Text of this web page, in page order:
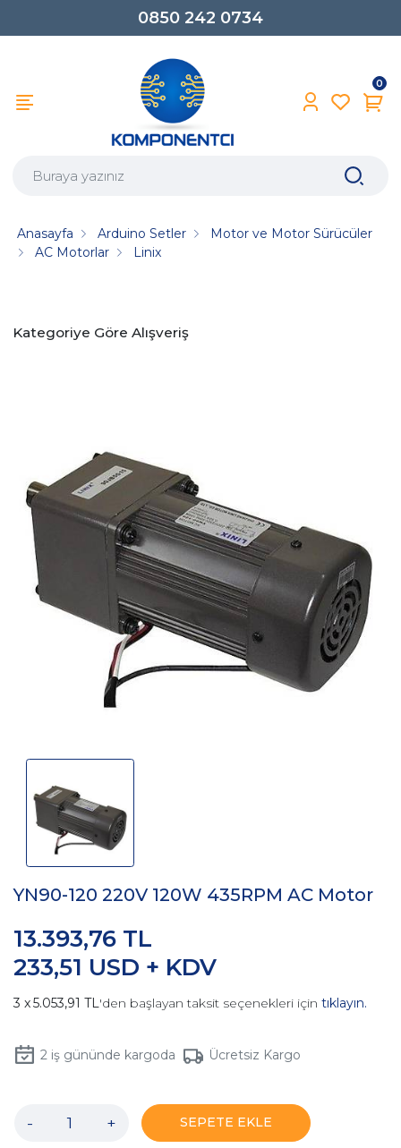
0850 242 0734
0
Anasayfa Arduino Setler
Motor ve Motor Sürücüler
AC Motorlar
Linix
Kategoriye Göre Alışveriş
YN90-120 220V 120W 435RPM AC Motor
233,51 USD + KDV
13.393,76 TL
5.053,91 TL'den başlayan taksit seçenekleri için tıklayın.
2iş gününde kargoda Ücretsiz Kargo
- + SEPETE EKLE